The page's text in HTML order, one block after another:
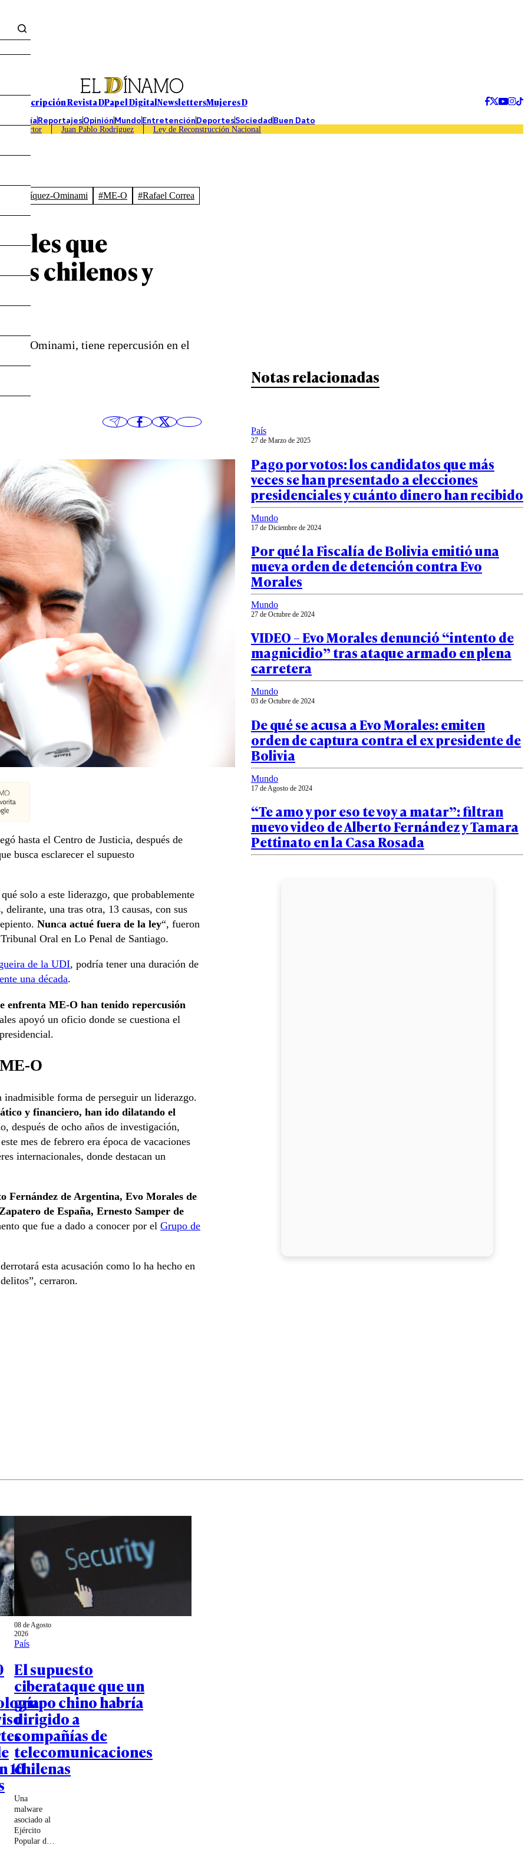
Suscripción Revista DPapel DigitalNewslettersMujeres D
EconomíaReportajesOpiniónMundoEntretenciónDeportesSociedadBuen Dato
Caso Sartor Juan Pablo Rodríguez Ley de Reconstrucción Nacional
Enríquez-Ominami #ME-O #Rafael Correa
que
chilenos y
Ominami, tiene repercusión en el
hasta el Centro de Justicia, después de
busca esclarecer el supuesto
solo a este liderazgo, que probablemente
delirante, una tras otra, 13 causas, con sus
Nunca actué fuera de la ley“, fueron
Oral en Lo Penal de Santiago.
de la UDI, podría tener una duración de
una década.
enfrenta ME-O han tenido repercusión
apoyó un oficio donde se cuestiona el
O
inadmisible forma de perseguir un liderazgo.
y financiero, han ido dilatando el
después de ocho años de investigación,
mes de febrero era época de vacaciones
internacionales, donde destacan un
Fernández de Argentina, Evo Morales de
de España, Ernesto Samper de
que fue a dado a conocer por el Grupo de
esta acusación como lo ha hecho en
cerraron.
Notas relacionadas
País
27 de Marzo de 2025
Pago por votos: los candidatos que más
veces se han presentado a elecciones
presidenciales y cuánto dinero han recibido
Mundo
17 de Diciembre de 2024
Por qué la Fiscalía de Bolivia emitió una
nueva orden de detención contra Evo
Morales
Mundo
27 de Octubre de 2024
VIDEO – Evo Morales denunció “intento de
magnicidio” tras ataque armado en plena
carretera
Mundo
03 de Octubre de 2024
De qué se acusa a Evo Morales: emiten
orden de captura contra el ex presidente de
Bolivia
Mundo
17 de Agosto de 2024
“Te amo y por eso te voy a matar”: filtran
nuevo video de Alberto Fernández y Tamara
Pettinato en la Casa Rosada
10
08 de Agosto
2026
País
El supuesto
ciberataque que un
grupo chino habría
dirigido a
compañías de
telecomunicaciones
chilenas
Una
malware
asociado al
Ejército
Popular de